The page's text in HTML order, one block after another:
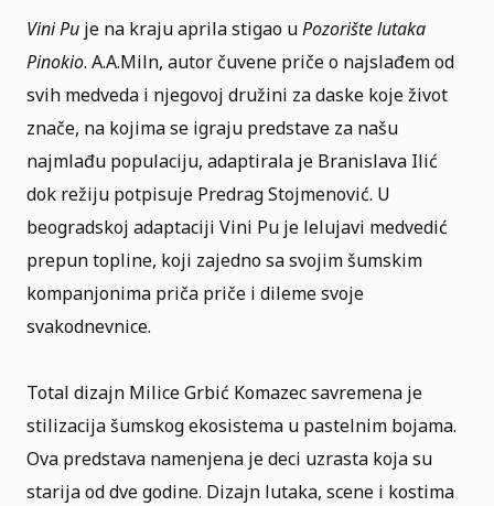
Vini Pu je na kraju aprila stigao uPozorište lutaka
Pinokio. A.A.Miln, autor čuvene priče o najslađem od
svih medveda i njegovoj družini za daske koje život
znače, na kojima se igraju predstave za našu
najmlađu populaciju, adaptirala je Branislava Ilić
dok režiju potpisuje Predrag Stojmenović. U
beogradskoj adaptaciji Vini Pu je lelujavi medvedić
prepun topline, koji zajedno sa svojim šumskim
kompanjonima priča priče i dileme svoje
svakodnevnice.
Total dizajn Milice Grbić Komazec savremena je
stilizacija šumskog ekosistema u pastelnim bojama.
Ova predstava namenjena je deci uzrasta koja su
starija od dve godine. Dizajn lutaka, scene i kostima